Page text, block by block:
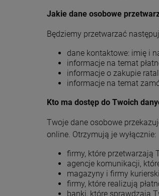
Jakie dane osobowe
Będziemy przetwarzać
dane kontaktowe: imię i
informacje na temat
informacje o zakupie
informacje na temat
Kto ma dostęp do Twoich
Twoje dane osobowe
online. Otrzymują je wyłącznie:
firmy, które przetwarzają
agencje komunikacji,
magazyny i firmy
firmy, które realizują
banki, które sprawdzają